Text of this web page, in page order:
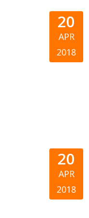
20
APR
2018
20
APR
2018